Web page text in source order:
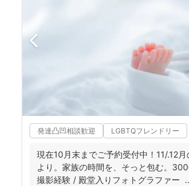
発達凸凹相談歓迎 LGBTQフレンドリー
現在10月末までご予約受付中！11/.12
より。家族の時間を、そっと包む。
撮影経験 / 殿堂入りフォトグラファー